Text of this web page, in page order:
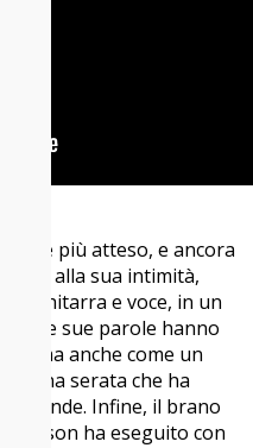
più atteso, e ancora
alla sua intimità,
chitarra e voce, in un
Le sue parole hanno
ma anche come un
in una serata che ha
Infine, il brano
Hinson ha eseguito con